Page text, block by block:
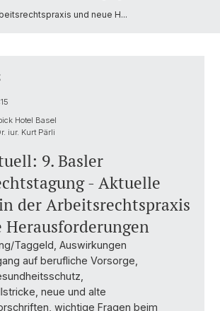
und neue H...
Hotel Basel
iur. Kurt Pärli
9. Basler
- Aktuelle
der Arbeitsrechtspraxis
Herausforderungen
Taggeld, Auswirkungen
auf berufliche Vorsorge,
neue und alte
wichtige Fragen beim